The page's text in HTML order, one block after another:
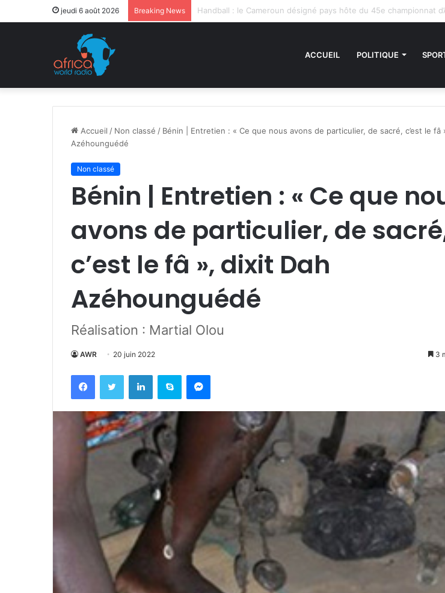
jeudi 6 août 2026 Breaking News Après la levée des sanctions de la CEDEAO : Le Bénin tend la
ACCUEIL POLITIQUE
Accueil / Non classé / Bénin | Entretien : « Ce que nous avons de particulier, de sacré, c’est le fâ
Azéhounguédé
Non classé
Bénin | Entretien : « Ce que
avons de particulier, de
c’est le fâ », dixit Dah
Azéhounguédé
Réalisation : Martial Olou
AWR 20 juin 2022 3